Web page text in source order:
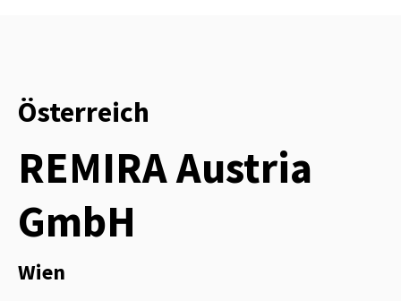
Österreich
REMIRA Austria
GmbH
Wien